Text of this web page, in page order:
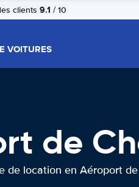
clients 9.1 / 10
VOITURES
de
de location en Aéroport de